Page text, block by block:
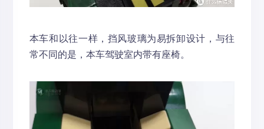
本车和以往一样，挡风玻璃为易拆卸设计，与往
常不同的是，本车驾驶室内带有座椅。